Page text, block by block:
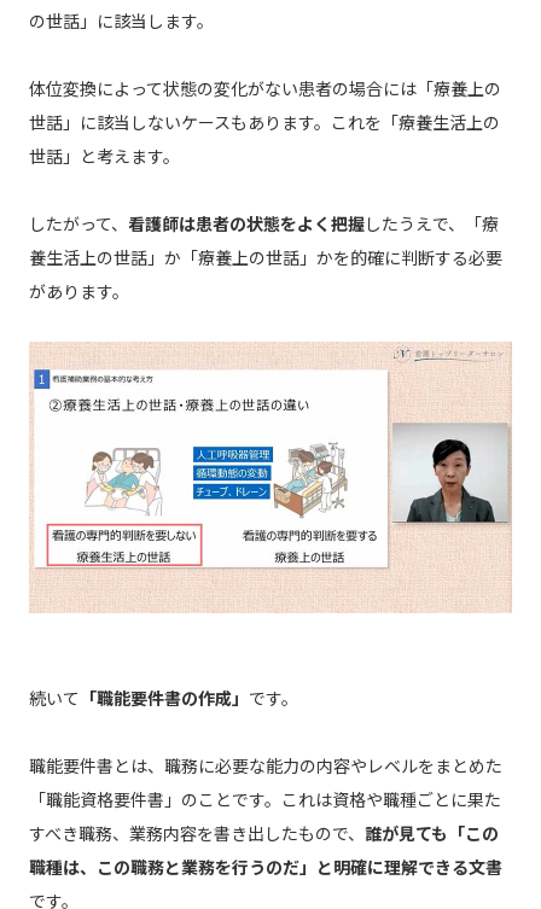
の世話」に該当します。
体位変換によって状態の変化がない患者の場合には「療養上の
世話」に該当しないケースもあります。これを「療養生活上の
世話」と考えます。
したがって、 看護師は患者の状態をよく把握したうえで、「療
養生活上の世話」か「療養上の世話」かを的確に判断する必要
があります。
続いて 「職能要件書の作成」 です。
職能要件書とは、職務に必要な能力の内容やレベルをまとめた
「職能資格要件書」のことです。これは資格や職種ごとに果た
すべき職務、業務内容を書き出したもので、 誰が見ても「この
職種は、この職務と業務を行うのだ」と明確に理解できる文書
です。